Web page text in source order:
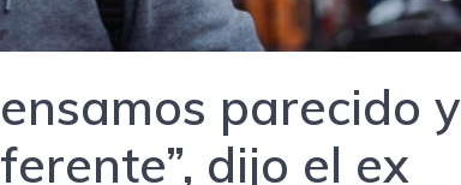
parecido y
dijo el ex